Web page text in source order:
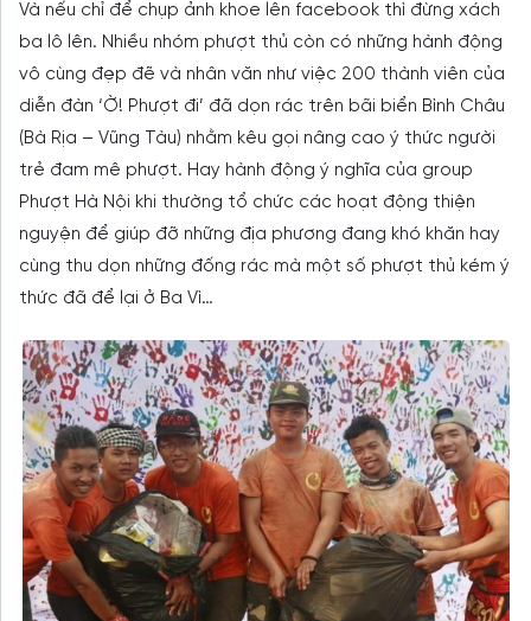
Và nếu chỉ để chụp ảnh khoe lên facebook thì đừng xách
ba lô lên. Nhiều nhóm phượt thủ còn có những hành động
vô cùng đẹp đẽ và nhân văn như việc 200 thành viên của
diễn đàn ‘Ờ! Phượt đi’ đã dọn rác trên bãi biển Bình Châu
(Bà Rịa – Vũng Tàu) nhằm kêu gọi nâng cao ý thức người
trẻ đam mê phượt. Hay hành động ý nghĩa của group
Phượt Hà Nội khi thường tổ chức các hoạt động thiện
nguyện để giúp đỡ những địa phương đang khó khăn hay
cùng thu dọn những đống rác mà một số phượt thủ kém ý
thức đã để lại ở Ba Vì…